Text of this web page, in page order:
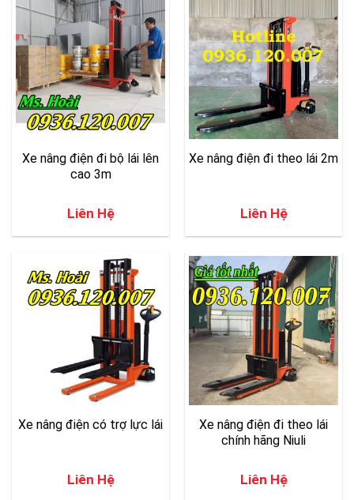
Xe nâng điện đi bộ lái lên
cao 3m
Liên Hệ
Xe nâng điện đi theo lái 2m
Liên Hệ
Xe nâng điện có trợ lực lái
Liên Hệ
Xe nâng điện đi theo lái
chính hãng Niuli
Liên Hệ